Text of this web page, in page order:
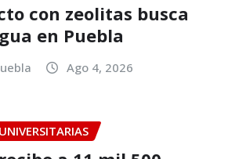
con zeolitas busca
en Puebla
Ago 4, 2026
UNIVERSITARIAS